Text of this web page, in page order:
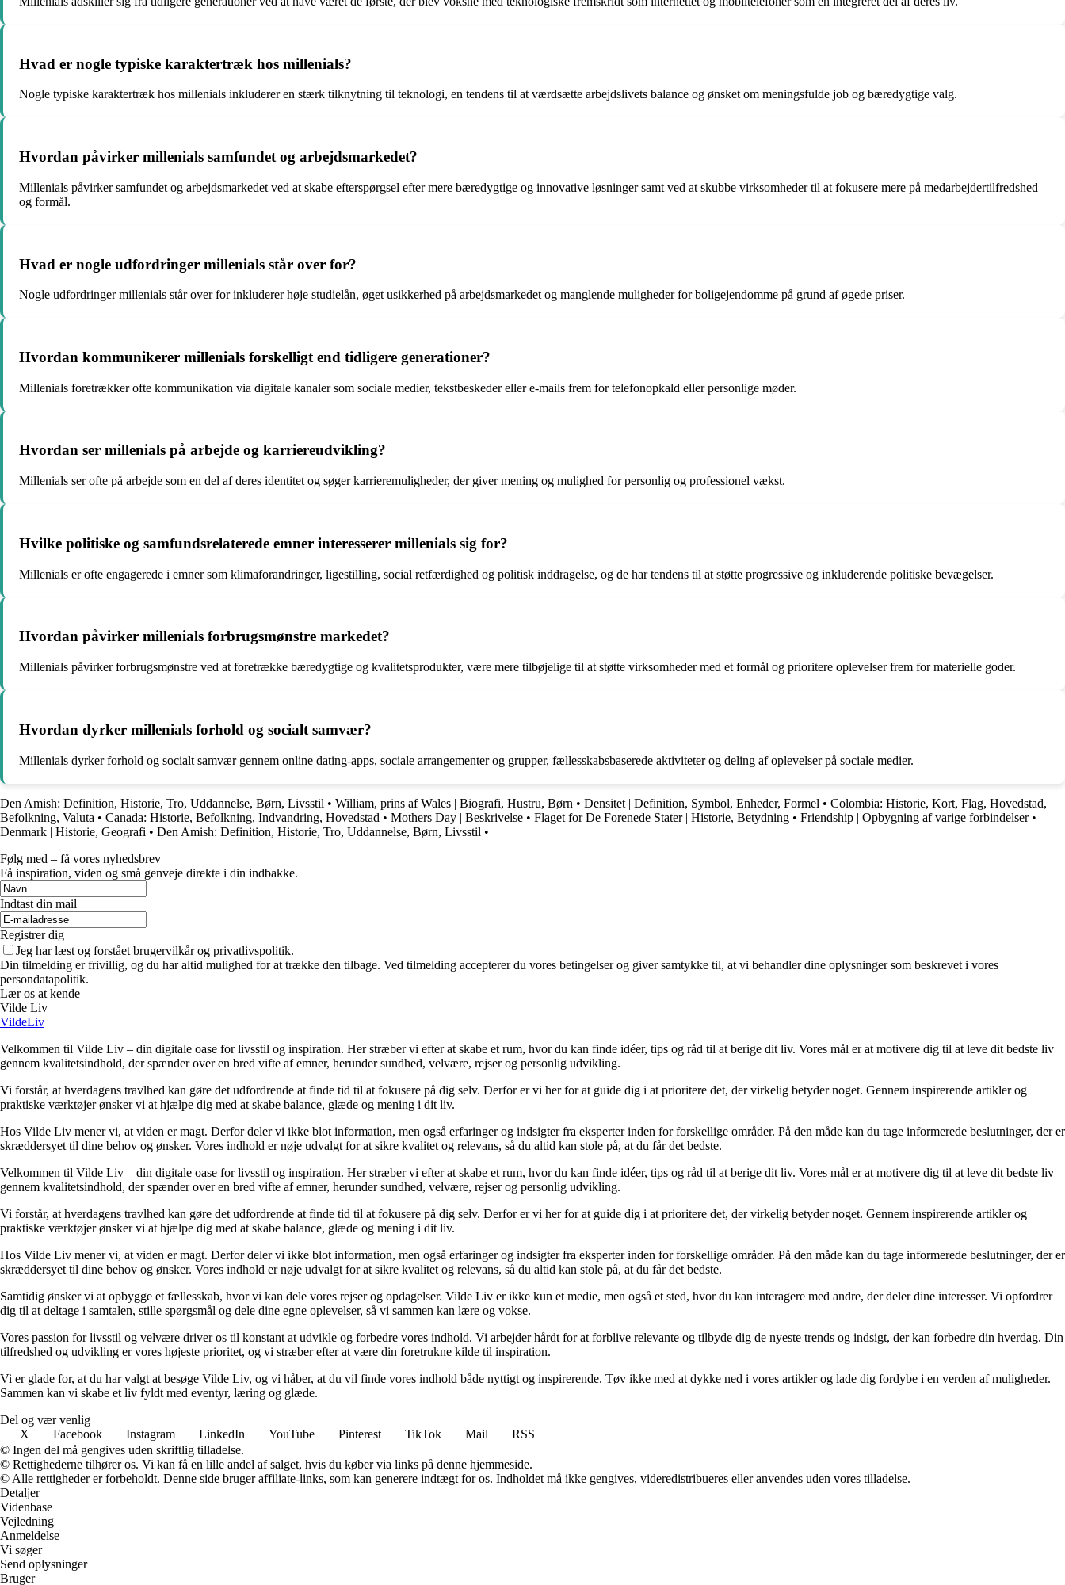
Hvad er nogle typiske karaktertræk hos millenials?
Nogle typiske karaktertræk hos millenials inkluderer en stærk tilknytning til teknologi, en tendens til at værdsætte arbejdslivets balance og ønsket om meningsfulde job og bæredygtige valg.
Hvordan påvirker millenials samfundet og arbejdsmarkedet?
Millenials påvirker samfundet og arbejdsmarkedet ved at skabe efterspørgsel efter mere bæredygtige og innovative løsninger samt ved at skubbe virksomheder til at fokusere mere på medarbejdertilfredshed
og formål.
Hvad er nogle udfordringer millenials står over for?
Nogle udfordringer millenials står over for inkluderer høje studielån, øget usikkerhed på arbejdsmarkedet og manglende muligheder for boligejendomme på grund af øgede priser.
Hvordan kommunikerer millenials forskelligt end tidligere generationer?
Millenials foretrækker ofte kommunikation via digitale kanaler som sociale medier, tekstbeskeder eller e-mails frem for telefonopkald eller personlige møder.
Hvordan ser millenials på arbejde og karriereudvikling?
Millenials ser ofte på arbejde som en del af deres identitet og søger karrieremuligheder, der giver mening og mulighed for personlig og professionel vækst.
Hvilke politiske og samfundsrelaterede emner interesserer millenials sig for?
Millenials er ofte engagerede i emner som klimaforandringer, ligestilling, social retfærdighed og politisk inddragelse, og de har tendens til at støtte progressive og inkluderende politiske bevægelser.
Hvordan påvirker millenials forbrugsmønstre markedet?
Millenials påvirker forbrugsmønstre ved at foretrække bæredygtige og kvalitetsprodukter, være mere tilbøjelige til at støtte virksomheder med et formål og prioritere oplevelser frem for materielle goder.
Hvordan dyrker millenials forhold og socialt samvær?
Millenials dyrker forhold og socialt samvær gennem online dating-apps, sociale arrangementer og grupper, fællesskabsbaserede aktiviteter og deling af oplevelser på sociale medier.
Den Amish: Definition, Historie, Tro, Uddannelse, Børn, Livsstil • William, prins af Wales | Biografi, Hustru, Børn • Densitet | Definition, Symbol, Enheder, Formel • Colombia: Historie, Kort, Flag, Hovedstad,
Befolkning, Valuta • Canada: Historie, Befolkning, Indvandring, Hovedstad • Mothers Day | Beskrivelse • Flaget for De Forenede Stater | Historie, Betydning • Friendship | Opbygning af varige forbindelser•
Denmark | Historie, Geografi • Den Amish: Definition, Historie, Tro, Uddannelse, Børn, Livsstil •
Følg med – få vores nyhedsbrev
Få inspiration, viden og små genveje direkte i din indbakke.
Indtast din mail
Registrer dig
Jeg har læst og forstået brugervilkår og privatlivspolitik.
Din tilmelding er frivillig, og du har altid mulighed for at trække den tilbage. Ved tilmelding accepterer du vores betingelser og giver samtykke til, at vi behandler dine oplysninger som beskrevet i vores
persondatapolitik.
Lær os at kende
Vilde Liv
VildeLiv
Velkommen til Vilde Liv – din digitale oase for livsstil og inspiration. Her stræber vi efter at skabe et rum, hvor du kan finde idéer, tips og råd til at berige dit liv. Vores mål er at motivere dig til at leve dit bedste liv
gennem kvalitetsindhold, der spænder over en bred vifte af emner, herunder sundhed, velvære, rejser og personlig udvikling.
Vi forstår, at hverdagens travlhed kan gøre det udfordrende at finde tid til at fokusere på dig selv. Derfor er vi her for at guide dig i at prioritere det, der virkelig betyder noget. Gennem inspirerende artikler og
praktiske værktøjer ønsker vi at hjælpe dig med at skabe balance, glæde og mening i dit liv.
Hos Vilde Liv mener vi, at viden er magt. Derfor deler vi ikke blot information, men også erfaringer og indsigter fra eksperter inden for forskellige områder. På den måde kan du tage informerede beslutninger, der er
skræddersyet til dine behov og ønsker. Vores indhold er nøje udvalgt for at sikre kvalitet og relevans, så du altid kan stole på, at du får det bedste.
Velkommen til Vilde Liv – din digitale oase for livsstil og inspiration. Her stræber vi efter at skabe et rum, hvor du kan finde idéer, tips og råd til at berige dit liv. Vores mål er at motivere dig til at leve dit bedste liv
gennem kvalitetsindhold, der spænder over en bred vifte af emner, herunder sundhed, velvære, rejser og personlig udvikling.
Vi forstår, at hverdagens travlhed kan gøre det udfordrende at finde tid til at fokusere på dig selv. Derfor er vi her for at guide dig i at prioritere det, der virkelig betyder noget. Gennem inspirerende artikler og
praktiske værktøjer ønsker vi at hjælpe dig med at skabe balance, glæde og mening i dit liv.
Hos Vilde Liv mener vi, at viden er magt. Derfor deler vi ikke blot information, men også erfaringer og indsigter fra eksperter inden for forskellige områder. På den måde kan du tage informerede beslutninger, der er
skræddersyet til dine behov og ønsker. Vores indhold er nøje udvalgt for at sikre kvalitet og relevans, så du altid kan stole på, at du får det bedste.
Samtidig ønsker vi at opbygge et fællesskab, hvor vi kan dele vores rejser og opdagelser. Vilde Liv er ikke kun et medie, men også et sted, hvor du kan interagere med andre, der deler dine interesser. Vi opfordrer
dig til at deltage i samtalen, stille spørgsmål og dele dine egne oplevelser, så vi sammen kan lære og vokse.
Vores passion for livsstil og velvære driver os til konstant at udvikle og forbedre vores indhold. Vi arbejder hårdt for at forblive relevante og tilbyde dig de nyeste trends og indsigt, der kan forbedre din hverdag. Din
tilfredshed og udvikling er vores højeste prioritet, og vi stræber efter at være din foretrukne kilde til inspiration.
Vi er glade for, at du har valgt at besøge Vilde Liv, og vi håber, at du vil finde vores indhold både nyttigt og inspirerende. Tøv ikke med at dykke ned i vores artikler og lade dig fordybe i en verden af muligheder.
Sammen kan vi skabe et liv fyldt med eventyr, læring og glæde.
Del og vær venlig
X
Facebook Instagram LinkedIn YouTube Pinterest TikTok Mail
RSS
© Ingen del må gengives uden skriftlig tilladelse.
© Rettighederne tilhører os. Vi kan få en lille andel af salget, hvis du køber via links på denne hjemmeside.
© Alle rettigheder er forbeholdt. Denne side bruger affiliate-links, som kan generere indtægt for os. Indholdet må ikke gengives, videredistribueres eller anvendes uden vores tilladelse.
Detaljer
Videnbase
Vejledning
Anmeldelse
Vi søger
Send oplysninger
Bruger